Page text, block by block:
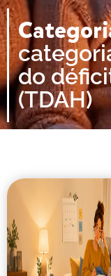
do
(TDAH)